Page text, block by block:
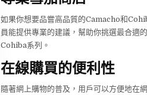
如果你想要品嘗高品質的Camacho和
員能提供專業的建議，幫助你挑選最合適
Cohiba系列。
在線購買的便利性
隨著網上購物的普及，用戶可以方便地